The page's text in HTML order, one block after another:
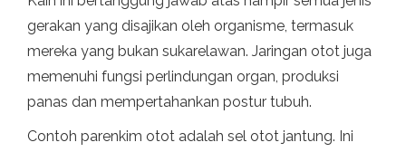
gerakan yang disajikan oleh organisme, termasuk
mereka yang bukan sukarelawan. Jaringan otot juga
memenuhi fungsi perlindungan organ, produksi
panas dan mempertahankan postur tubuh.
Contoh parenkim otot adalah sel otot jantung. Ini